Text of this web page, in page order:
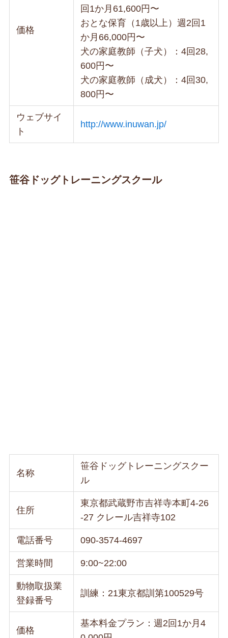
価格
回1か月61,600円〜
おとな保育（1歳以上）週2回1
か月66,000円〜
犬の家庭教師（子犬）：4回28,
600円〜
犬の家庭教師（成犬）：4回30,
800円〜
ウェブサイ
ト
http://www.inuwan.jp/
笹谷ドッグトレーニングスクール
名称
笹谷ドッグトレーニングスクー
ル
住所
東京都武蔵野市吉祥寺本町4-26
-27 クレール吉祥寺102
電話番号 090-3574-4697
営業時間 9:00~22:00
動物取扱業
登録番号
訓練：21東京都訓第100529号
価格
基本料金プラン：週2回1か月4